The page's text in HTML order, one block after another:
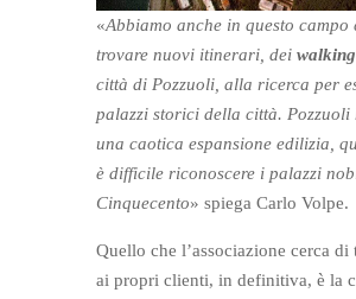
«Abbiamo anche in questo campo
trovare nuovi itinerari, dei
città di Pozzuoli, alla ricerca per
palazzi storici della città. Pozzuoli
una caotica espansione edilizia,
è difficile riconoscere i palazzi
Cinquecento» spiega Carlo Volpe.
Quello che l’associazione cerca di
ai propri clienti, in definitiva, è la